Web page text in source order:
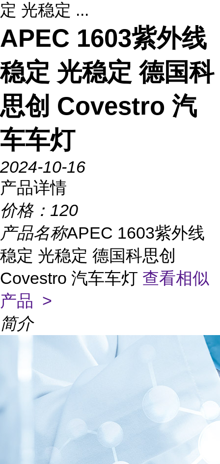
定 光稳定 ...
APEC 1603紫外线
稳定 光稳定 德国科
思创 Covestro 汽
车车灯
2024-10-16
产品详情
价格： 120
产品名称APEC 1603紫外线
稳定 光稳定 德国科思创
Covestro 汽车车灯 查看相似
产品 >
简介